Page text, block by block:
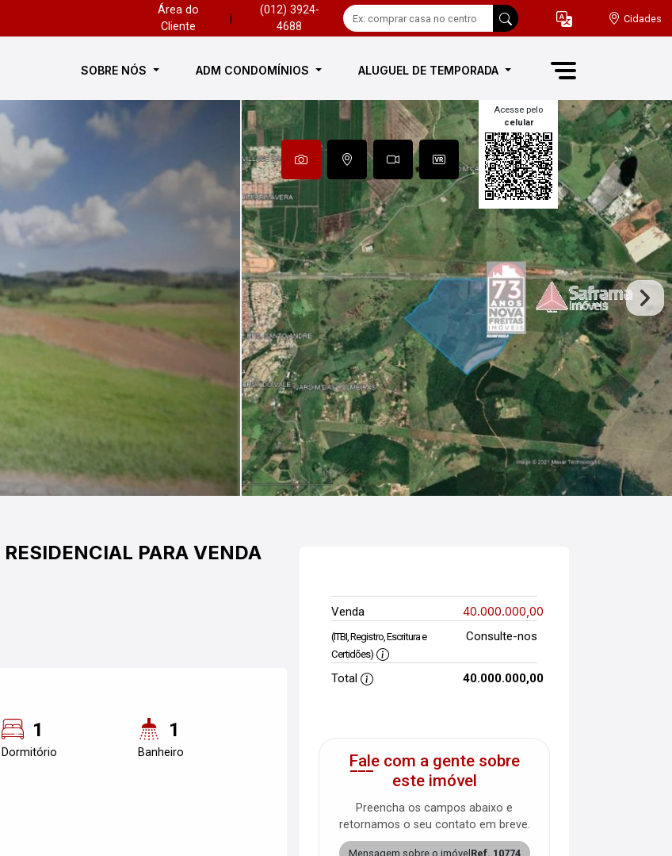
Área do
Cliente
(012) 3924-
4688
Cidades
SOBRE NÓS ADM CONDOMÍNIOS ALUGUEL DE TEMPORADA
Acesse pelo
celular
RESIDENCIAL PARA VENDA
1
Dormitório
1
Banheiro
Venda 40.000.000,00
(ITBI, Registro, Escritura e
Certidões)
Consulte-nos
Total 40.000.000,00
Fale com a gente sobre
este imóvel
Preencha os campos abaixo e
retornamos o seu contato em breve.
Mensagem sobre o imóvel Ref. 10774